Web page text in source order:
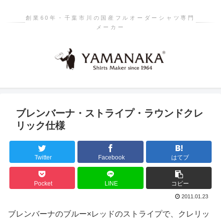
創業60年・千葉市川の国産フルオーダーシャツ専門
メーカー
ブレンバーナ・ストライプ・ラウンドクレ
リック仕様
Twitter Facebook はてブ
Pocket LINE コピー
2011.01.23
ブレンバーナのブルー×レッドのストライプで、クレリッ